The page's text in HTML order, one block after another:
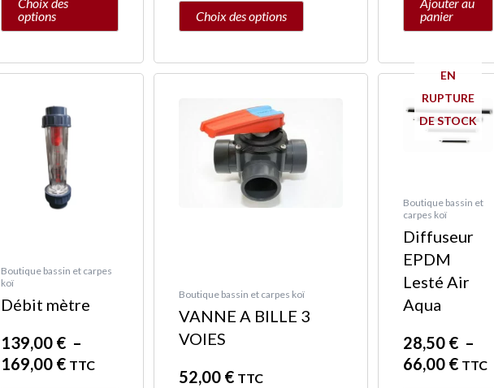
Choix des
options
Choix des options
Ajouter au
panier
Boutique bassin et carpes
koï
Débit mètre
139,00 € –
169,00 €
de
prix :
139,00 €
à
169,00 €
TTC
plusieurs
variations.
être
choisies
sur
la
page
Boutique bassin et carpes koï
VANNE A BILLE 3
VOIES
52,00 € TTC
EN
RUPTURE
DE STOCK
Boutique bassin et
carpes koï
Diffuseur
EPDM
Lesté Air
Aqua
28,50 € –
66,00 €
de
prix :
TTC
produit
Les
options
peuvent
être
choisies
sur
la
page